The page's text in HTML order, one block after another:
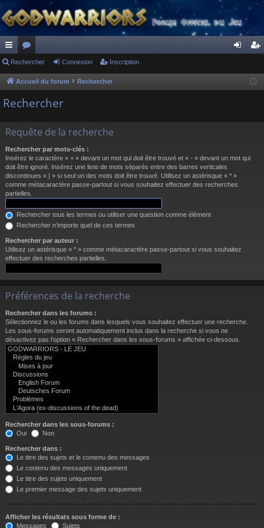
ac
co
ur
s
or
u
m
cri
Rechercher Connexion Inscription
Accueil du forum Rechercher
Rechercher
Requête de la recherche
Rechercher par mots-clés :
Insérez le caractère « + » devant un mot qui doit être trouvé et « - » devant un mot qui
doit être ignoré. Insérez une liste de mots séparés entre des barres verticales
discontinues « | » si seul un des mots doit être trouvé. Utilisez un astérisque « * »
comme métacaractère passe-partout si vous souhaitez effectuer des recherches
partielles.
Rechercher tous les termes ou utiliser une question comme élément
Rechercher n’importe quel de ces termes
Rechercher par auteur :
Utilisez un astérisque « * » comme métacaractère passe-partout si vous souhaitez
effectuer des recherches partielles.
Préférences de la recherche
Rechercher dans les forums :
Sélectionnez le ou les forums dans lesquels vous souhaitez effectuer une recherche.
Les sous-forums seront automatiquement inclus dans la recherche si vous ne
désactivez pas l’option « Rechercher dans les sous-forums » affichée ci-dessous.
Rechercher dans les sous-forums :
Oui
Non
Rechercher dans :
Le titre des sujets et le contenu des messages
Le contenu des messages uniquement
Le titre des sujets uniquement
Le premier message des sujets uniquement
Afficher les résultats sous forme de :
Messages
Sujets